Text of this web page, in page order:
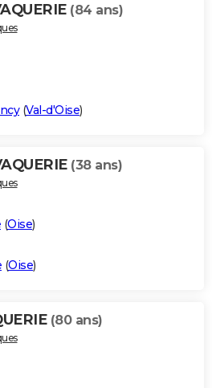
(84 ans)
(Val-d'Oise)
(38 ans)
(Oise)
(Oise)
(80 ans)